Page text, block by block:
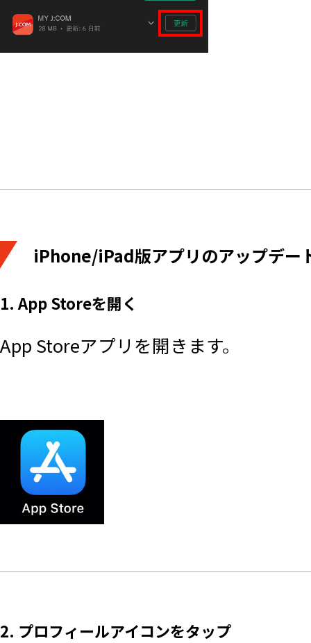
iPhone/iPad版アプリのアップデー
1. App Storeを開く
App Storeアプリを開きます。
2. プロフィールアイコンをタップ